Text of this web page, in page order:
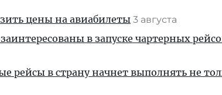
цены на авиабилеты 3 августа
в запуске чартерных
рейсы в страну начнет выполнять не